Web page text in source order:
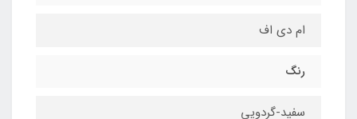
ام دی اف
رنگ
سفید-گردویی